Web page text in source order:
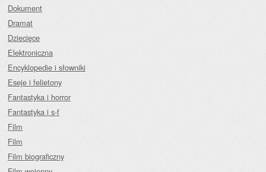
Dokument
Dramat
Dziecięce
Elektroniczna
Encyklopedie i słowniki
Eseje i felietony
Fantastyka i horror
Fantastyka i s-f
Film
Film
Film biograficzny